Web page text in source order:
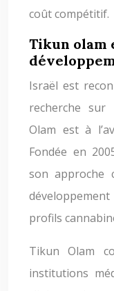
coût compétitif.
Tikun olam
Israël est
recherche sur
Olam est à
Fondée en
son approche
profils
Tikun Olam
institutions